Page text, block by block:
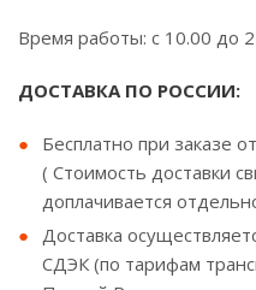
Время работы: с 10.00 до
ДОСТАВКА ПО РОССИИ:
Бесплатно при заказе
( Стоимость доставки
доплачивается
Доставка
СДЭК (по тарифам